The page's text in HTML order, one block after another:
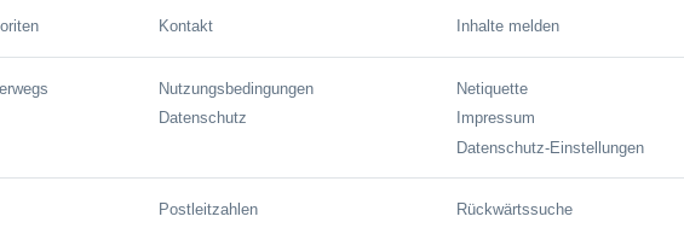
Kontakt Inhalte melden
Nutzungsbedingungen
Datenschutz
Netiquette
Impressum
Datenschutz-Einstellungen
Postleitzahlen
Rückwärtssuche